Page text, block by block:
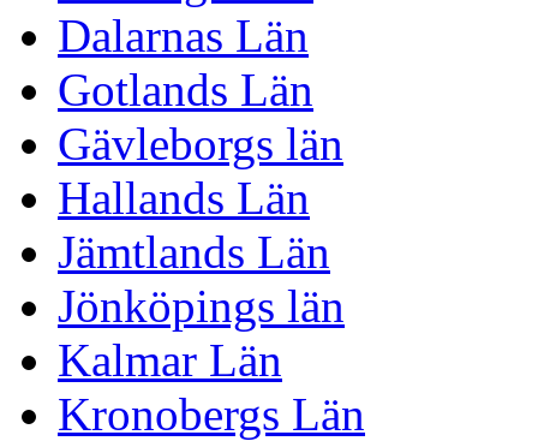
Dalarnas Län
Gotlands Län
Gävleborgs län
Hallands Län
Jämtlands Län
Jönköpings län
Kalmar Län
Kronobergs Län